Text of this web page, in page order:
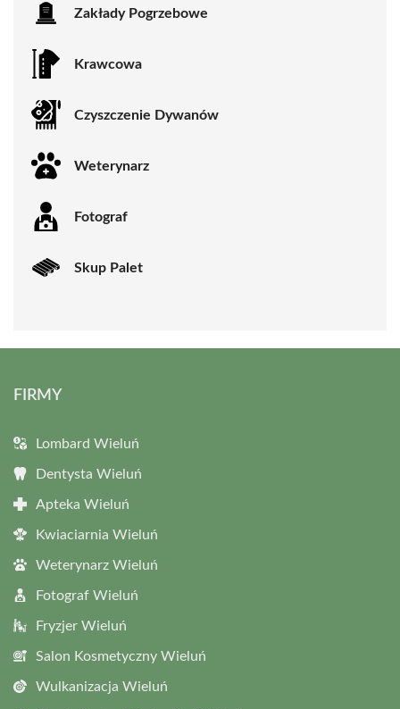
Zakłady Pogrzebowe
Krawcowa
Czyszczenie Dywanów
Weterynarz
Fotograf
Skup Palet
FIRMY
Lombard Wieluń
Dentysta Wieluń
Apteka Wieluń
Kwiaciarnia Wieluń
Weterynarz Wieluń
Fotograf Wieluń
Fryzjer Wieluń
Salon Kosmetyczny Wieluń
Wulkanizacja Wieluń